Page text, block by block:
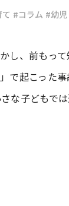
#コラム #幼児
し、前もっ
で起こった
な子どもで